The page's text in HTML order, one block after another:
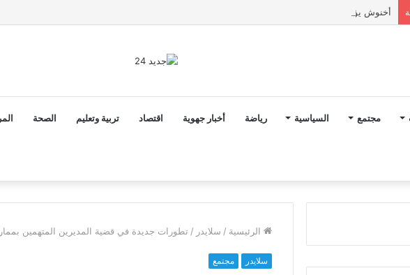
أخنوش يؤكد في المذكرة التوجيهية حول ميزانية 2027 أن ثوابت العدالة الاجتماعية والمجالية خيار استراتيجي للبلاد
مجتمع السياسية رياضة أخبار جهوية اقتصاد تربية وتعليم الصحة
الرئيسية / سلايدر / تطورات جديدة في قضية المديرين المتهمين
سلايدر مجتمع